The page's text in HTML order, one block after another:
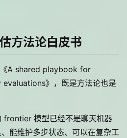
方法论白皮书
A shared playbook for
》，既是方法论也是
frontier 模型已经不是聊天机器
能维护多步状态、可以在复杂工